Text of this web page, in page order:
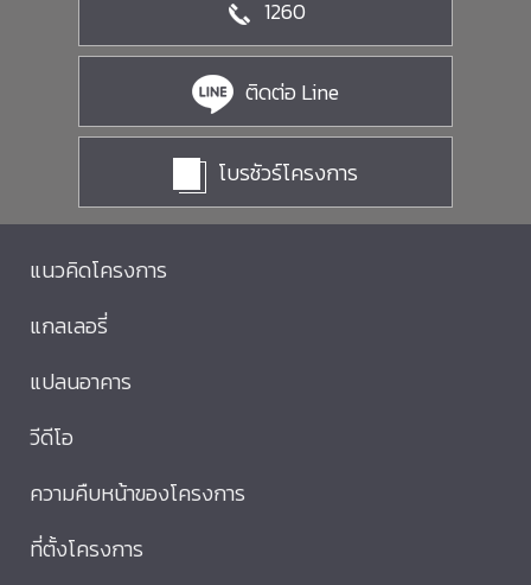
1260
ติดต่อ Line
โบรชัวร์โครงการ
แนวคิดโครงการ
แกลเลอรี่
แปลนอาคาร
วีดีโอ
ความคืบหน้าของโครงการ
ที่ตั้งโครงการ